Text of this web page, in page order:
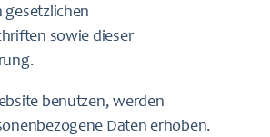
gesetzlichen
sowie dieser
benutzen, werden
Daten erhoben.